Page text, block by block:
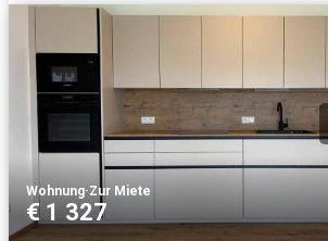
Wohnung·Zur Miete
€ 1 327